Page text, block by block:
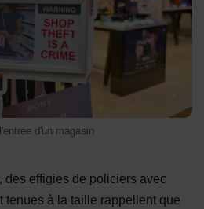
d'un magasin
des effigies de policiers avec
tenues à la taille rappellent que